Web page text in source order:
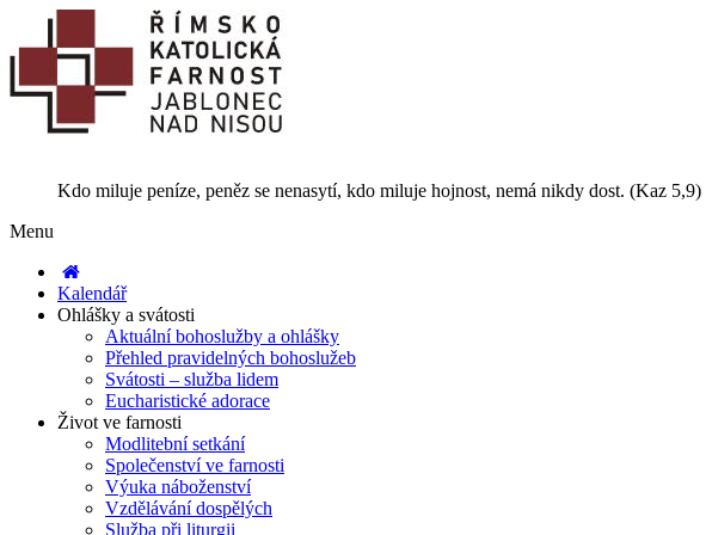
Kdo miluje peníze, peněz se nenasytí, kdo miluje hojnost, nemá nikdy dost. (Kaz 5,9)
Menu
Kalendář
Ohlášky a svátosti
Aktuální bohoslužby a ohlášky
Přehled pravidelných bohoslužeb
Svátosti – služba lidem
Eucharistické adorace
Život ve farnosti
Modlitební setkání
Společenství ve farnosti
Výuka náboženství
Vzdělávání dospělých
Služba při liturgii